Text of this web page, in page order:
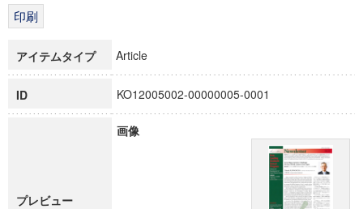
博士課程教育リーディングプログラム「超成熟社会発展のサ
アイテムタイプ Article
ID KO12005002-00000005-0001
プレビュー
画像